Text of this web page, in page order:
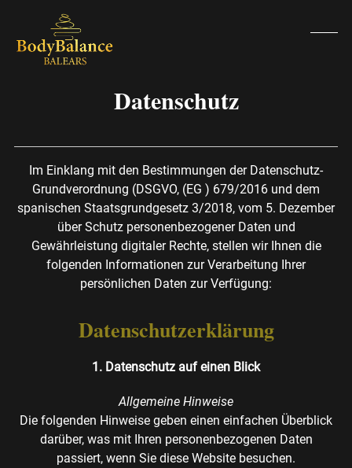
content
Datenschutz
Im Einklang mit den Bestimmungen der Datenschutz-
Grundverordnung (DSGVO, (EG ) 679/2016 und dem
spanischen Staatsgrundgesetz 3/2018, vom 5. Dezember
über Schutz personenbezogener Daten und
Gewährleistung digitaler Rechte, stellen wir Ihnen die
folgenden Informationen zur Verarbeitung Ihrer
persönlichen Daten zur Verfügung:
Datenschutzerklärung
1. Datenschutz auf einen Blick
Allgemeine Hinweise
Die folgenden Hinweise geben einen einfachen Überblick
darüber, was mit Ihren personenbezogenen Daten
passiert, wenn Sie diese Website besuchen.